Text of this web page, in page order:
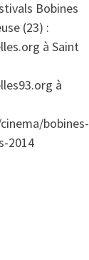
Bobines
(23) :
à Saint
à
bobines-
2014